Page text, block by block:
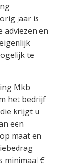
jaar is
adviezen en
te
Mkb
het bedrijf
krijgt u
een
maat en
minimaal €